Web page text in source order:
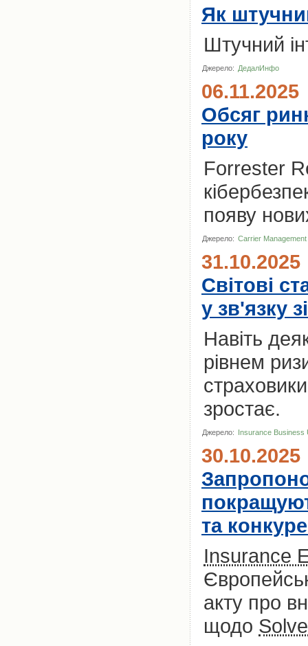
Як
Штучний
Джерело: ДедалИнфо
06.11.2025
Обсяг
року
Forrester
появу
Джерело: Carrier Management
31.10.2025
Світові
у зв'язку
Навіть
рівнем
зростає.
Джерело: Insurance Business
30.10.2025
та
Insurance
акту про
щодо